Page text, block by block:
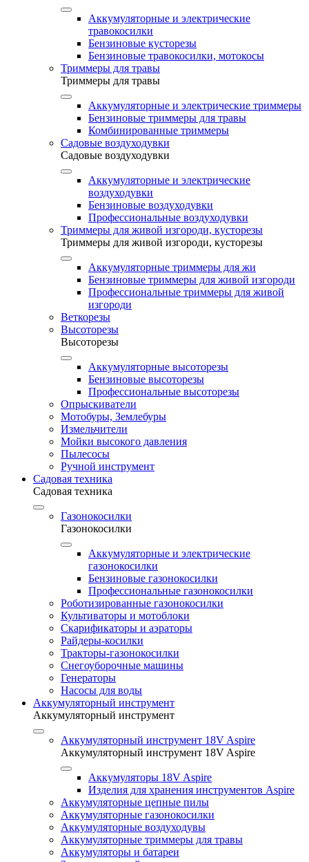
Аккумуляторные и электрические
травокосилки
Бензиновые кусторезы
Бензиновые травокосилки, мотокосы
Триммеры для травы
Триммеры для травы
Аккумуляторные и электрические триммеры
Бензиновые триммеры для травы
Комбинированные триммеры
Садовые воздуходувки
Садовые воздуходувки
Аккумуляторные и электрические
воздуходувки
Бензиновые воздуходувки
Профессиональные воздуходувки
Триммеры для живой изгороди, кусторезы
Триммеры для живой изгороди, кусторезы
Аккумуляторные триммеры для жи
Бензиновые триммеры для живой изгороди
Профессиональные триммеры для живой
изгороди
Веткорезы
Высоторезы
Высоторезы
Аккумуляторные высоторезы
Бензиновые высоторезы
Профессиональные высоторезы
Опрыскиватели
Мотобуры, Землебуры
Измельчители
Мойки высокого давления
Пылесосы
Ручной инструмент
Садовая техника
Садовая техника
Газонокосилки
Газонокосилки
Аккумуляторные и электрические
газонокосилки
Бензиновые газонокосилки
Профессиональные газонокосилки
Роботизированные газонокосилки
Культиваторы и мотоблоки
Скарификаторы и аэраторы
Райдеры-косилки
Тракторы-газонокосилки
Снегоуборочные машины
Генераторы
Насосы для воды
Аккумуляторный инструмент
Аккумуляторный инструмент
Аккумуляторный инструмент 18V Aspire
Аккумуляторный инструмент 18V Aspire
Аккумуляторы 18V Aspire
Изделия для хранения инструментов Aspire
Аккумуляторные цепные пилы
Аккумуляторные газонокосилки
Аккумуляторные воздуходувы
Аккумуляторные триммеры для травы
Аккумуляторы и батареи